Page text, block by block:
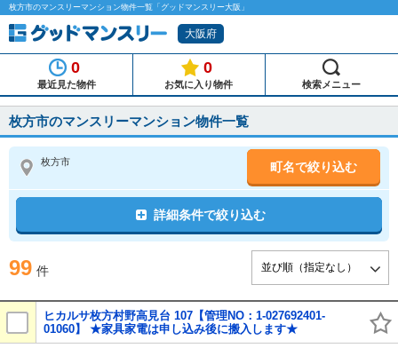
枚方市のマンスリーマンション物件一覧「グッドマンスリー大阪」
大阪府
0
最近見た物件
0
お気に入り物件 検索メニュー
枚方市のマンスリーマンション物件一覧
枚方市 町名で絞り込む
詳細条件で絞り込む
99 件
ヒカルサ枚方村野高見台 107【管理NO：1-027692401-
01060】 ★家具家電は申し込み後に搬入します★